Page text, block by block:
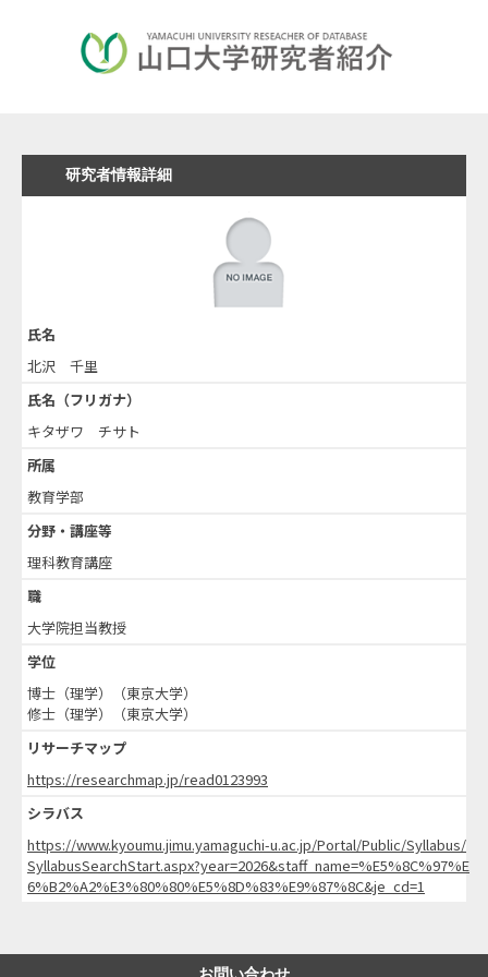
研究者情報詳細
氏名
北沢 千里
氏名（フリガナ）
キタザワ チサト
所属
教育学部
分野・講座等
理科教育講座
職
大学院担当教授
学位
博士（理学）（東京大学）
修士（理学）（東京大学）
リサーチマップ
https://researchmap.jp/read0123993
シラバス
https://www.kyoumu.jimu.yamaguchi-u.ac.jp/Portal/Public/Syllabus/
SyllabusSearchStart.aspx?year=2026&staff_name=%E5%8C%97%E
6%B2%A2%E3%80%80%E5%8D%83%E9%87%8C&je_cd=1